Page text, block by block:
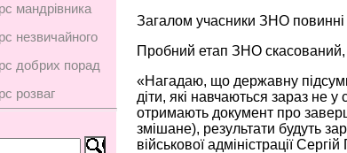
мандрівника
незвичайного
добрих порад
розваг
Загалом учасники ЗНО
Пробний етап ЗНО скасований,
«Нагадаю, що державну
діти, які навчаються зараз не
отримають документ про
змішане), результати будуть
військової адміністрації